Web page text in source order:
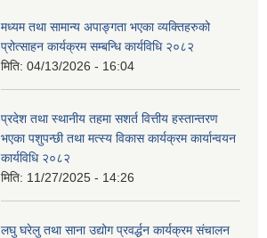
मध्यम तथा सामान्य अपाङ्गता भएका व्यक्तिहरुको
प्रोत्साहन कार्यक्रम सम्बन्धि कार्यविधि २०८२
मिति: 04/13/2026 - 16:04
प्रदेश तथा स्थानीय तहमा सशर्त वित्तीय हस्तान्तरण
भएका पशुपन्छी तथा मत्स्य विकास कार्यक्रम कार्यान्वयन
कार्यविधि २०८२
मिति: 11/27/2025 - 14:26
लघु घरेलु तथा साना उद्योग प्रवर्द्धन कार्यक्रम संचालन